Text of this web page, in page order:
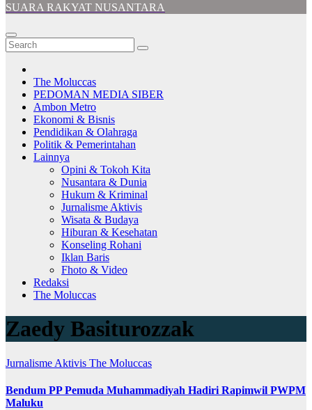
SUARA RAKYAT NUSANTARA
The Moluccas
PEDOMAN MEDIA SIBER
Ambon Metro
Ekonomi & Bisnis
Pendidikan & Olahraga
Politik & Pemerintahan
Lainnya
Opini & Tokoh Kita
Nusantara & Dunia
Hukum & Kriminal
Jurnalisme Aktivis
Wisata & Budaya
Hiburan & Kesehatan
Konseling Rohani
Iklan Baris
Fhoto & Video
Redaksi
The Moluccas
Zaedy Basiturozzak
Jurnalisme Aktivis The Moluccas
Bendum PP Pemuda Muhammadiyah Hadiri Rapimwil PWPM
Maluku